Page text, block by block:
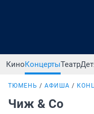
КиноКонцертыТеатр
ТЮМЕНЬ АФИША
Чиж & Co